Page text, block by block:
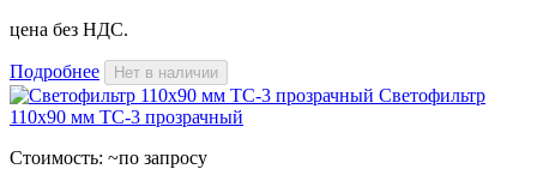
цена без НДС.
Подробнее Нет в наличии
Светофильтр
110х90 мм ТС-3 прозрачный
Стоимость: ~по запросу